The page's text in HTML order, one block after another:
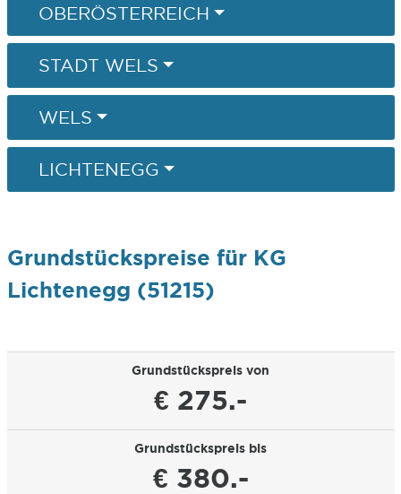
OBERÖSTERREICH
STADT WELS
WELS
LICHTENEGG
Grundstückspreise für KG
Lichtenegg (51215)
Grundstückspreis von
€ 275.-
Grundstückspreis bis
€ 380.-